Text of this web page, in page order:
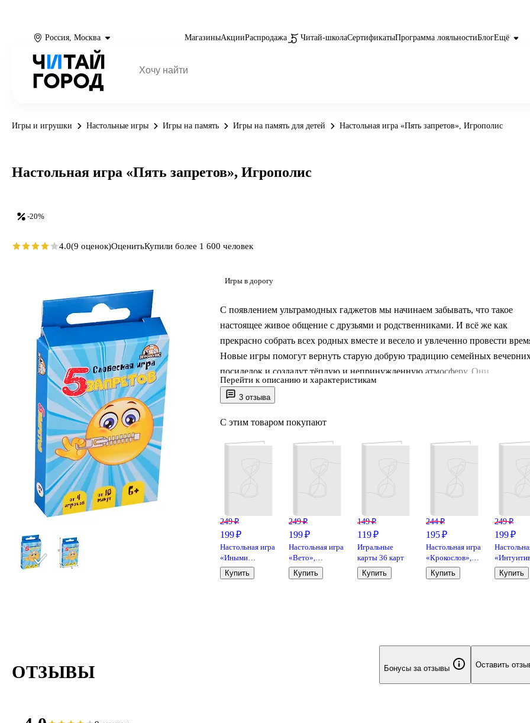
Россия, Москва МагазиныАкцииРаспродажа Читай-школаСертификатыПрограмма лояльностиБлогЕщё
Игры и игрушки Настольные игры Игры на память Игры на память для детей Настольная игра «Пять запретов», Игрополис
3 отзыва
Игры в дорогу
С появлением ультрамодных гаджетов мы начинаем забывать, что такое
настоящее живое общение с друзьями и родственниками. И всё же как
прекрасно собрать всех родных вместе и весело и увлеченно провести
Новые игры помогут вернуть старую добрую традицию семейных
посиделок и создадут тёплую и непринужденную атмосферу. Они
отличаются несложными правилами, освоить которые по силам даже
детишкам дошкольного возраста. Помимо отличного времяпровождения,
игры прекрасно развивают логическое мышление, тренируют память и
начинайте игру!
Перейти к описанию и характеристикам
С этим товаром покупают
249 ₽
199 ₽
Настольная игра
«Иными
словами»,
Игрополис
Купить
249 ₽
199 ₽
Настольная игра
«Вето»,
Игрополис
Купить
149 ₽
119 ₽
Игральные
карты 36 карт
Купить
244 ₽
195 ₽
Настольная игра
«Крокослов»,
Игрополис
Купить
249 ₽
199 ₽
Игрополис
Купить
-20%
Настольная игра «Пять запретов», Игрополис
4.0(9 оценок)ОценитьКупили более 1 600 человек
ОТЗЫВЫ Бонусы за отзывы Оставить